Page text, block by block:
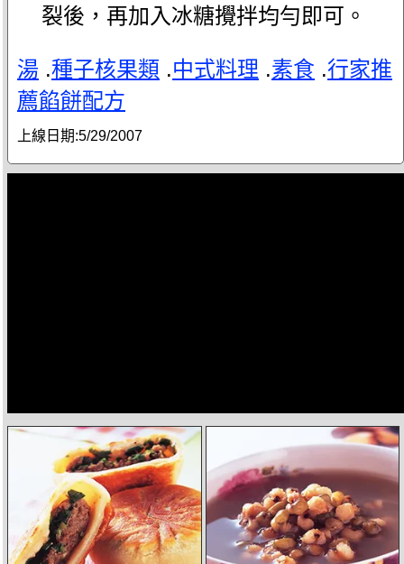
裂後，再加入冰糖攪拌均勻即可。
湯 .種子核果類 .中式料理 .素食 .行家推
薦餡餅配方
上線日期:5/29/2007